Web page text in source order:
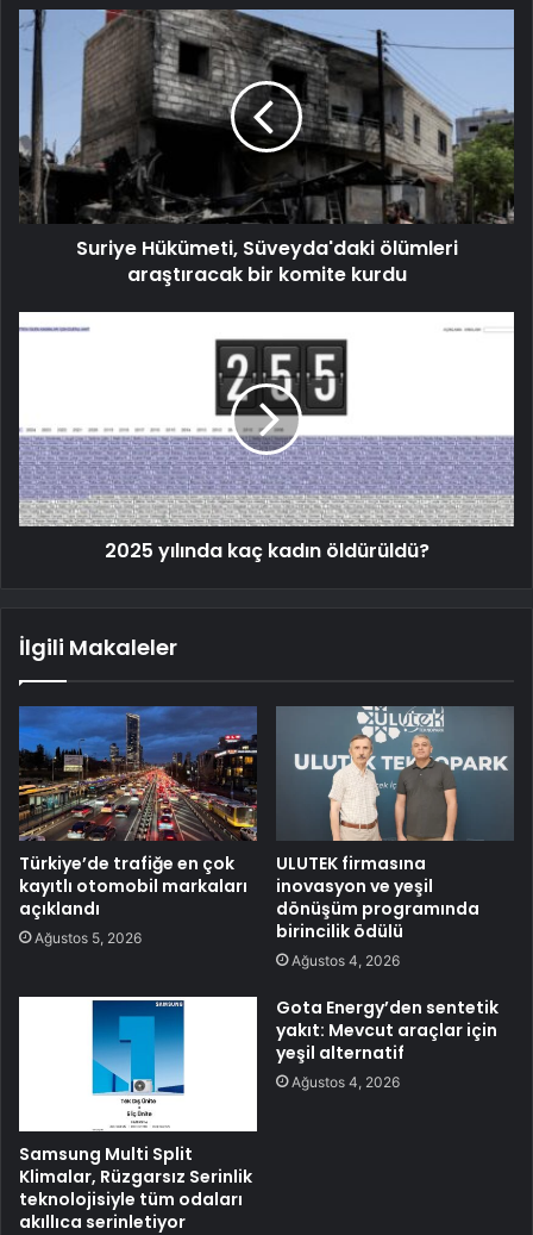
Suriye Hükümeti, Süveyda'daki ölümleri
araştıracak bir komite kurdu
2025 yılında kaç kadın öldürüldü?
İlgili Makaleler
Türkiye’de trafiğe en çok
kayıtlı otomobil markaları
açıklandı
Ağustos 5, 2026
ULUTEK firmasına
inovasyon ve yeşil
dönüşüm programında
birincilik ödülü
Ağustos 4, 2026
Samsung Multi Split
Klimalar, Rüzgarsız Serinlik
teknolojisiyle tüm odaları
akıllıca serinletiyor
Gota Energy’den sentetik
yakıt: Mevcut araçlar için
yeşil alternatif
Ağustos 4, 2026